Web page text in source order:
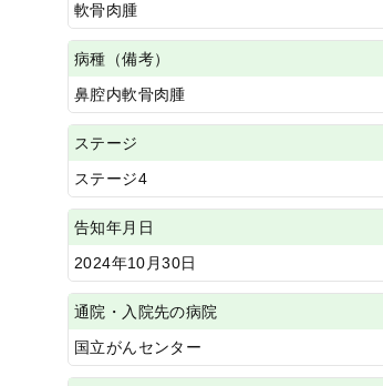
軟骨肉腫
病種（備考）
鼻腔内軟骨肉腫
ステージ
ステージ4
告知年月日
2024年10月30日
通院・入院先の病院
国立がんセンター